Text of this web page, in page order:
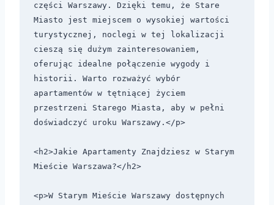
części Warszawy. Dzięki temu, że Stare
Miasto jest miejscem o wysokiej wartości
turystycznej, noclegi w tej lokalizacji
cieszą się dużym zainteresowaniem,
oferując idealne połączenie wygody i
historii. Warto rozważyć wybór
apartamentów w tętniącej życiem
przestrzeni Starego Miasta, aby w pełni
doświadczyć uroku Warszawy.</p>
<h2>Jakie Apartamenty Znajdziesz w Starym
Mieście Warszawa?</h2>
<p>W Starym Mieście Warszawy dostępnych